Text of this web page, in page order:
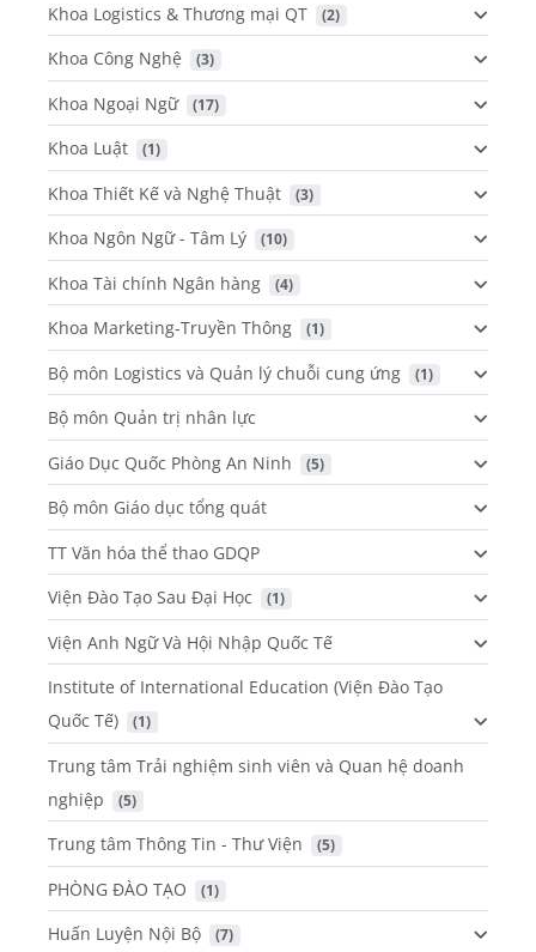
Khoa Logistics & Thương mại QT (2)
Khoa Công Nghệ (3)
Khoa Ngoại Ngữ (17)
Khoa Luật (1)
Khoa Thiết Kế và Nghệ Thuật (3)
Khoa Ngôn Ngữ - Tâm Lý (10)
Khoa Tài chính Ngân hàng (4)
Khoa Marketing-Truyền Thông (1)
Bộ môn Logistics và Quản lý chuỗi cung ứng (1)
Bộ môn Quản trị nhân lực
Giáo Dục Quốc Phòng An Ninh
(5)
Bộ môn Giáo dục tổng quát
TT Văn hóa thể thao GDQP
Viện Đào Tạo Sau Đại Học
(1)
Viện Anh Ngữ Và Hội Nhập Quốc Tế
Institute of International Education (Viện Đào Tạo
Quốc Tế)
(1)
Trung tâm Trải nghiệm sinh viên và Quan hệ doanh
nghiệp
(5)
Trung tâm Thông Tin - Thư Viện (5)
PHÒNG ĐÀO TẠO (1)
Huấn Luyện Nội Bộ (7)